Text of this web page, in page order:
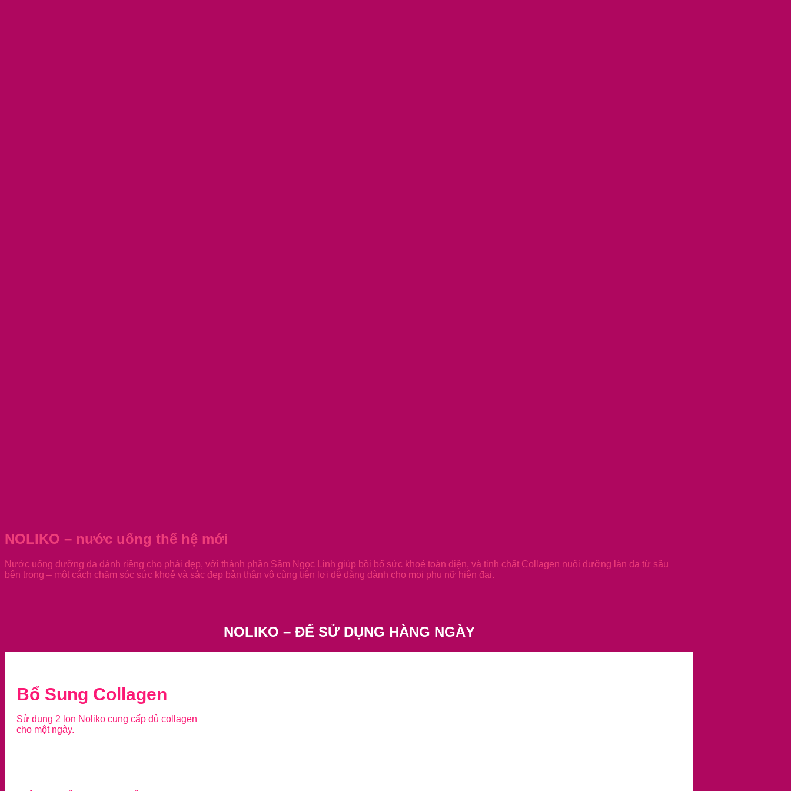
NOLIKO – nước uống thế hệ mới
Nước uống dưỡng da dành riêng cho phái đẹp, với thành phần Sâm Ngọc Linh giúp bồi bổ sức khoẻ toàn diện, và tinh chất Collagen nuôi dưỡng làn da từ sâu
bên trong – một cách chăm sóc sức khoẻ và sắc đẹp bản thân vô cùng tiện lợi dễ dàng dành cho mọi phụ nữ hiện đại.
NOLIKO – ĐỂ SỬ DỤNG HÀNG NGÀY
Bổ Sung Collagen
Sử dụng 2 lon Noliko cung cấp đủ collagen
cho một ngày.